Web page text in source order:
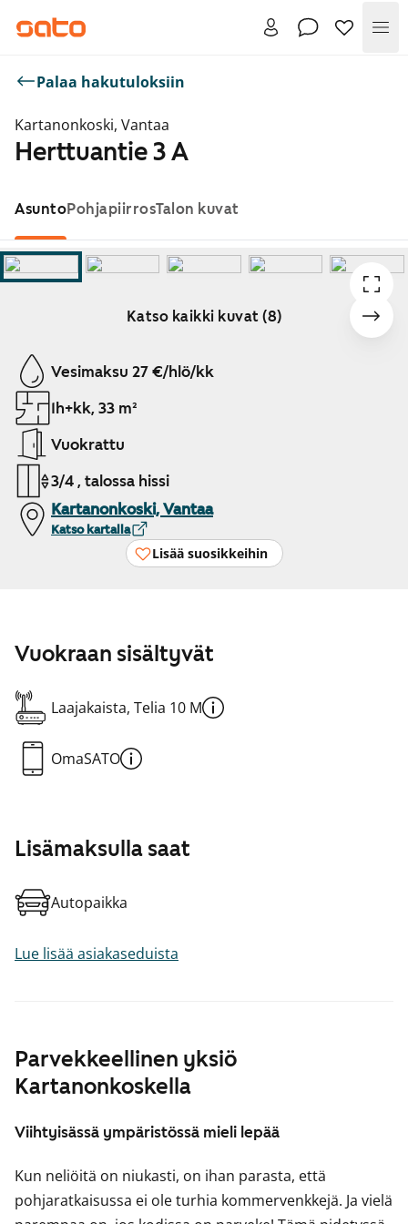
Palaa hakutuloksiin
Kartanonkoski, Vantaa
Herttuantie 3 A
AsuntoPohjapiirrosTalon kuvat
Katso kaikki kuvat (8)
Näytetään dia 1 / 8
Vesimaksu 27 €/hlö/kk
1h+kk, 33 m²
Vuokrattu
3/4 , talossa hissi
Kartanonkoski, Vantaa
Katso kartalla
Lisää suosikkeihin
Parvekkeellinen yksiö
Kartanonkoskella
Viihtyisässä ympäristössä mieli lepää
Kun neliöitä on niukasti, on ihan parasta, että
pohjaratkaisussa ei ole turhia kommervenkkejä. Ja vielä
Vuokraan sisältyvät
Laajakaista, Telia 10 M
OmaSATO
Lisämaksulla saat
Autopaikka
Lue lisää asiakaseduista